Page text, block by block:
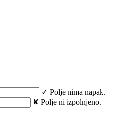
✓ Polje nima napak.
✘ Polje ni izpolnjeno.